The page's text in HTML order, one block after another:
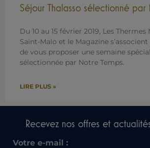
Séjour Thalasso sélectionné par
Du 10 au 15 février 2019, Les Thermes
Saint-Malo et le Magazine
de vous proposer une semaine
sélectionnée par Notre Temps.
LIRE PLUS »
Recevez nos offres et
Votre e-mail :